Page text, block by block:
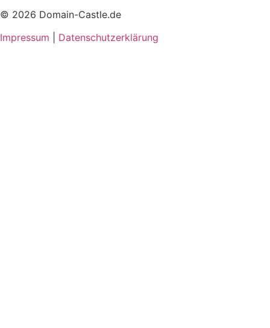
© 2026 Domain-Castle.de
Impressum
Datenschutzerklärung